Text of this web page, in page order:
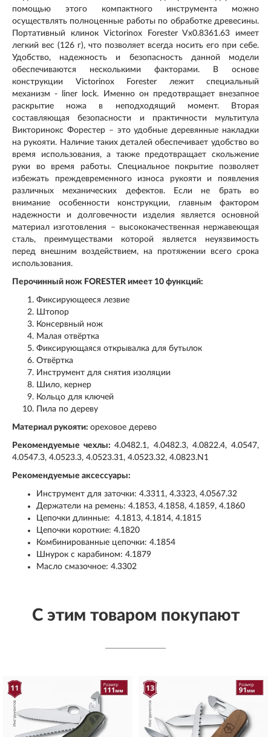
помощью этого компактного инструмента можно
осуществлять полноценные работы по обработке древесины.
Портативный клинок Victorinox Forester Vx0.8361.63 имеет
легкий вес (126 г), что позволяет всегда носить его при себе.
Удобство, надежность и безопасность данной модели
обеспечиваются несколькими факторами. В основе
конструкции Victorinox Forester лежит специальный
механизм - liner lock. Именно он предотвращает внезапное
раскрытие ножа в неподходящий момент. Вторая
составляющая безопасности и практичности мультитула
Викторинокс Форестер – это удобные деревянные накладки
на рукояти. Наличие таких деталей обеспечивает удобство во
время использования, а также предотвращает скольжение
руки во время работы. Специальное покрытие позволяет
избежать преждевременного износа рукояти и появления
различных механических дефектов. Если не брать во
внимание особенности конструкции, главным фактором
надежности и долговечности изделия является основной
материал изготовления – высококачественная нержавеющая
сталь, преимуществами которой является неуязвимость
перед внешним воздействием, на протяжении всего срока
использования.
Перочинный нож FORESTER имеет 10 функций:
Фиксирующееся лезвие
Штопор
Консервный нож
Малая отвёртка
Фиксирующаяся открывалка для бутылок
Отвёртка
Инструмент для снятия изоляции
Шило, кернер
Кольцо для ключей
Пила по дереву
Материал рукояти: ореховое дерево
Рекомендуемые чехлы:4.0482.1, 4.0482.3, 4.0822.4, 4.0547,
4.0547.3, 4.0523.3, 4.0523.31, 4.0523.32, 4.0823.N1
Рекомендуемые аксессуары:
Инструмент для заточки: 4.3311, 4.3323, 4.0567.32
Держатели на ремень: 4.1853, 4.1858, 4.1859, 4.1860
Цепочки длинные: 4.1813, 4.1814, 4.1815
Цепочки короткие: 4.1820
Комбинированные цепочки: 4.1854
Шнурок с карабином: 4.1879
Масло смазочное: 4.3302
С этим товаром покупают